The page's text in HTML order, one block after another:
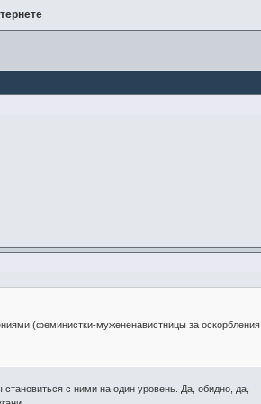
(феминистки-мужененавистницы за оскорбления
с ними на один уровень. Да, обидно, да,